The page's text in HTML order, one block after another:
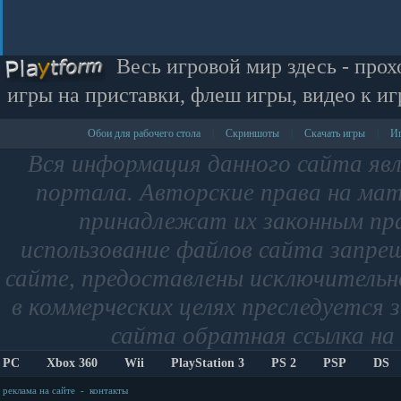
Весь игровой мир здесь -
игры на приставки, флеш игры, видео к
Обои для рабочего стола Скриншоты Скачать игры
Вся информация данного сайта
портала. Авторские права на
принадлежат их законным
использование файлов сайта
сайте, предоставлены
в коммерческих целях
сайта обратная ссылка
PC Xbox 360 Wii PlayStation 3 PS 2 PSP DS
реклама на сайте - контакты